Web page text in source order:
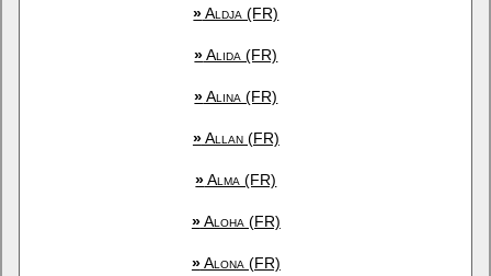
»Aldja (FR)
»Alida (FR)
»Alina (FR)
»Allan (FR)
»Alma (FR)
»Aloha (FR)
»Alona (FR)